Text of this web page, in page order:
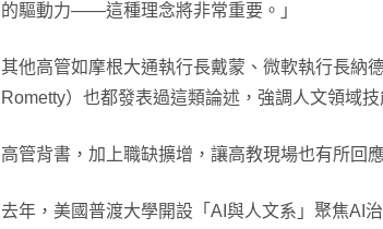
的驅動力——這種理念將非常重要。」
其他高管如摩根大通執行長戴蒙、微軟執行長納
Rometty）也都發表過這類論述，強調人文領域
高管背書，加上職缺擴增，讓高教現場也有所回
去年，美國普渡大學開設「AI與人文系」聚焦AI